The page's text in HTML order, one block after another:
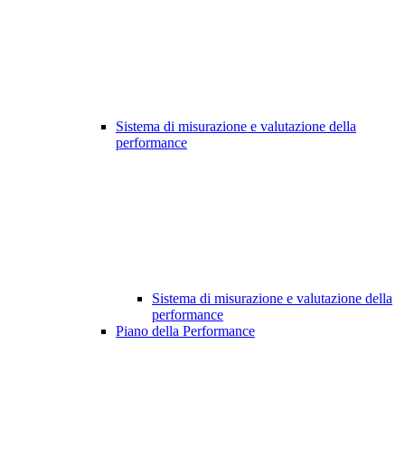
Sistema di misurazione e valutazione della
performance
Sistema di misurazione e valutazione della
performance
Piano della Performance